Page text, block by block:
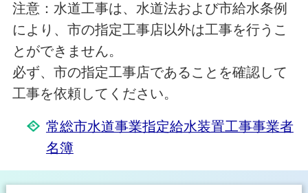
注意：水道工事は、水道法および市給水条例
により、市の指定工事店以外は工事を行うこ
とができません。
必ず、市の指定工事店であることを確認して
工事を依頼してください。
常総市水道事業指定給水装置工事事業者
名簿